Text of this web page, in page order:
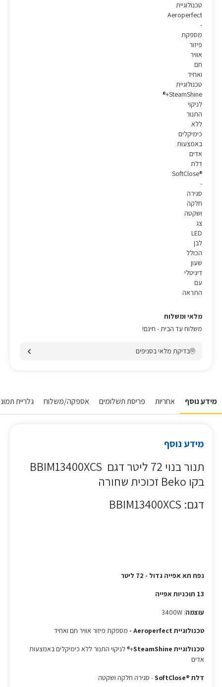
טכנולוגיית
Aeroperfect
-
מספקת
פיזור
אוויר
חם
ואחיד
טכנולוגיית
SteamShine+®
לניקוי
התנור
ללא
כימיקלים
באמצעות
אדים
דלת
®SoftClose
-
סגירה
חלקה
ושקטה
צג
LED
לבן
הכולל
שעון
דיגיטלי
עם
התראה
מלאי ומשלוח
משלוח עד הבית - חינם!
בדיקת מלאי בסניפים
מידע נוסף אחריות פריסת תשלומים אספקה/משלוח גלריית
מידע נוסף
תנור בנוי 72 ליטר דגם BBIM13400XCS
בקו Beko זכוכית שחורה
דגם: BBIM13400XCS
נפח תא אפייה גדול - 72 ליטר
13 תוכניות אפייה
עוצמה: 3400W
טכנולוגיית Aeroperfect - מספקת פיזור אוויר חם ואחיד
טכנולוגיית SteamShine
+® לניקוי התנור ללא כימיקלים באמצעות
אדים
דלת ®SoftClose - סגירה חלקה ושקטה